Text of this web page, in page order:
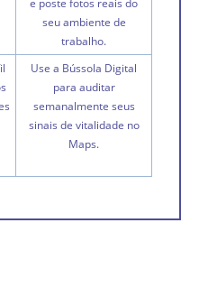
seu ambiente de
trabalho.
Use a Bússola Digital
para auditar
semanalmente seus
sinais de vitalidade no
Maps.